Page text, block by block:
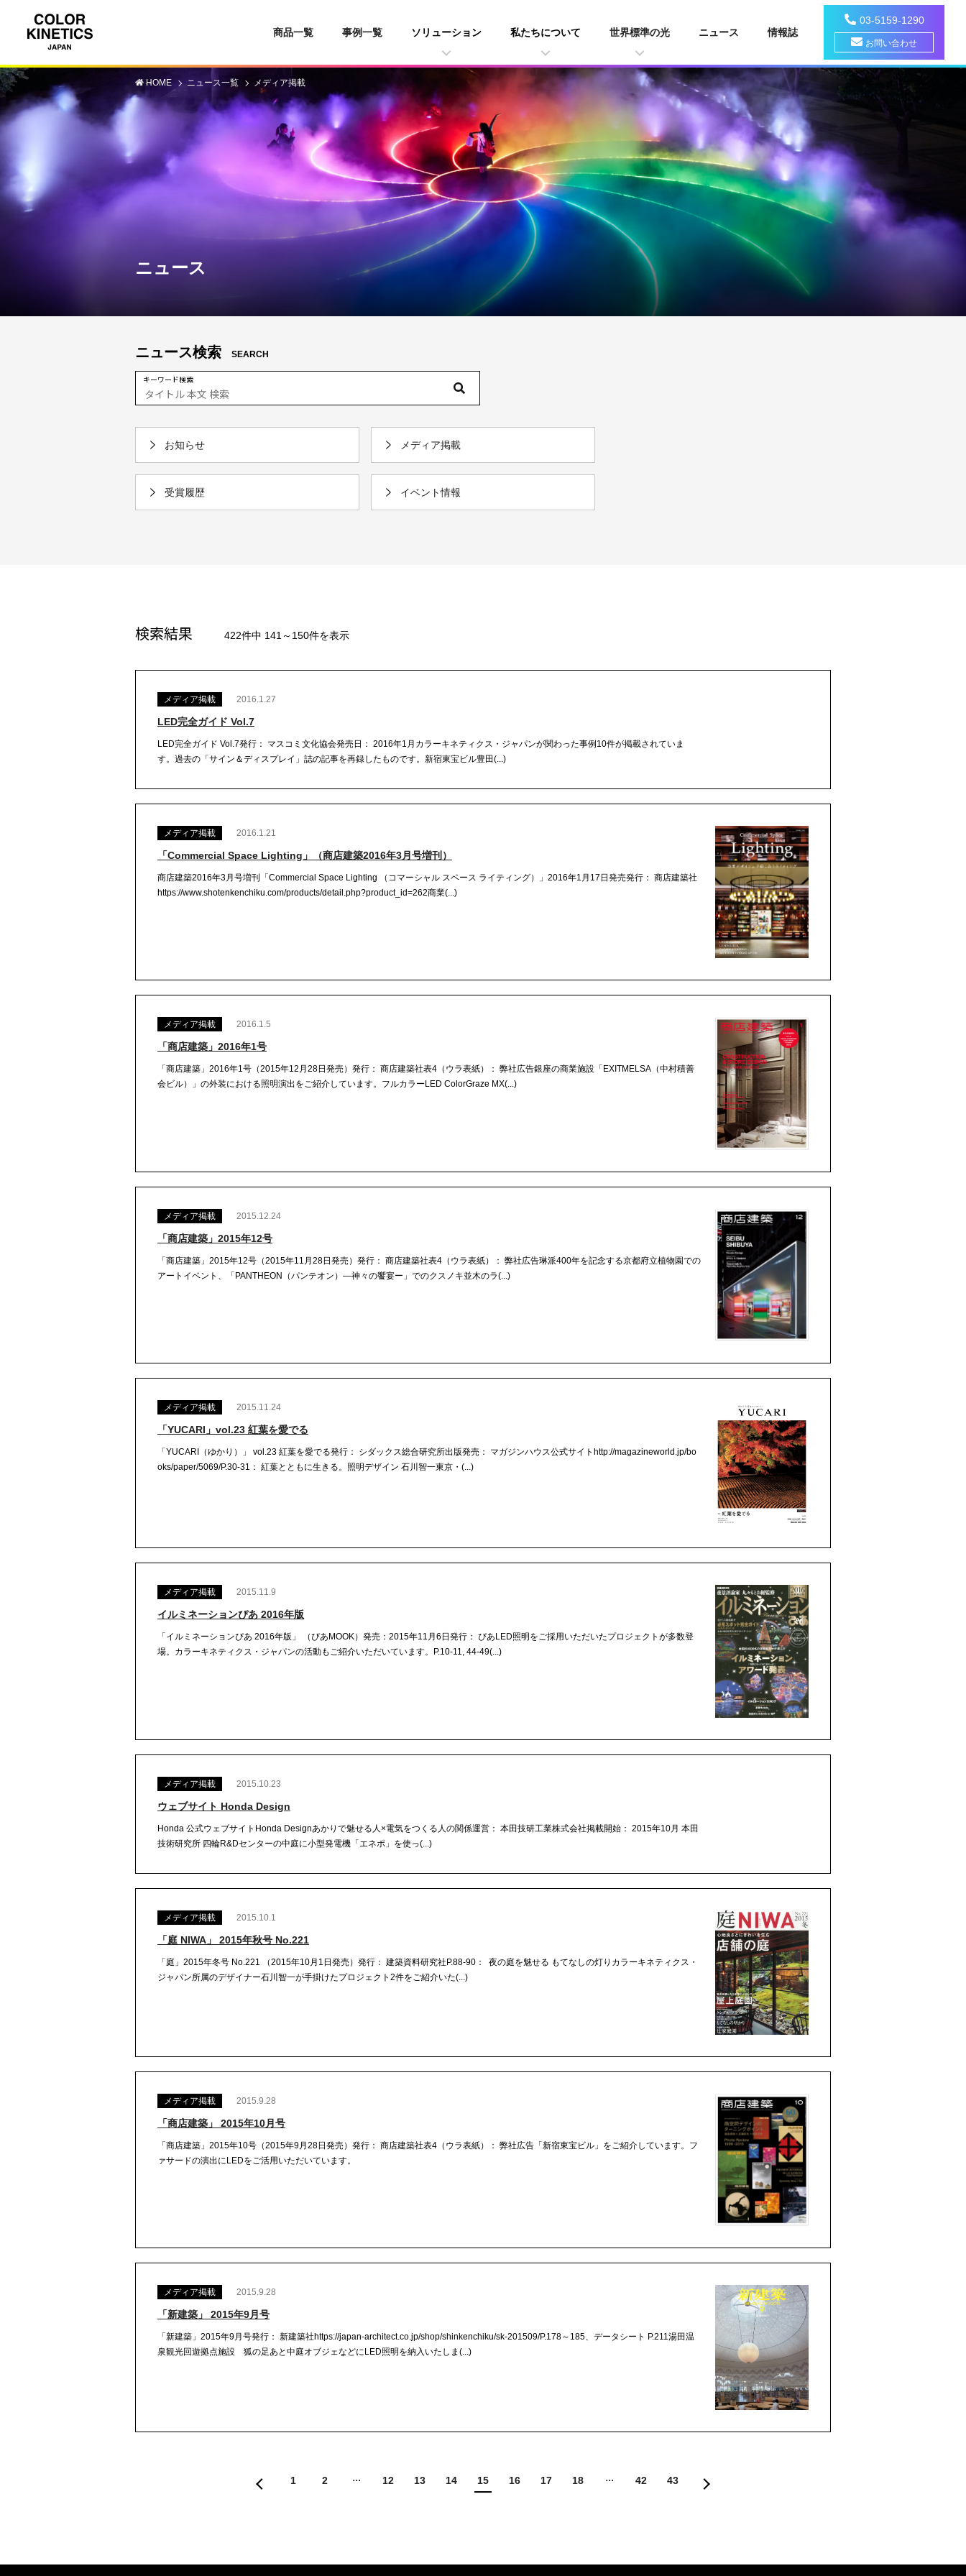
商品一覧 事例一覧 ソリューション 私たちについて 世界標準の光 ニュース 情報誌
03-5159-1290
お問い合わせ
HOME ニュース一覧 メディア掲載
ニュース
ニュース検索 SEARCH
キーワード検索
お知らせ メディア掲載
受賞履歴 イベント情報
検索結果 422件中 141～150件を表示
メディア掲載 2016.1.27
LED完全ガイド Vol.7
LED完全ガイド Vol.7発行： マスコミ文化協会発売日： 2016年1月カラーキネティクス・ジャパンが関わった事例10件が掲載されていま
す。過去の「サイン＆ディスプレイ」誌の記事を再録したものです。新宿東宝ビル豊田(...)
メディア掲載 2016.1.21
「Commercial Space Lighting」（商店建築2016年3月号増刊）
商店建築2016年3月号増刊「Commercial Space Lighting （コマーシャル スペース ライティング）」2016年1月17日発売発行： 商店建築社
https://www.shotenkenchiku.com/products/detail.php?product_id=262商業(...)
メディア掲載 2016.1.5
「商店建築」2016年1号
「商店建築」2016年1号（2015年12月28日発売）発行： 商店建築社表4（ウラ表紙）： 弊社広告銀座の商業施設「EXITMELSA（中村積善
会ビル）」の外装における照明演出をご紹介しています。フルカラーLED ColorGraze MX(...)
メディア掲載 2015.12.24
「商店建築」2015年12号
「商店建築」2015年12号（2015年11月28日発売）発行： 商店建築社表4（ウラ表紙）： 弊社広告琳派400年を記念する京都府立植物園での
アートイベント、「PANTHEON（パンテオン）―神々の饗宴ー」でのクスノキ並木のラ(...)
メディア掲載 2015.11.24
「YUCARI」vol.23 紅葉を愛でる
「YUCARI（ゆかり）」 vol.23 紅葉を愛でる発行： シダックス総合研究所出版発売： マガジンハウス公式サイトhttp://magazineworld.jp/bo
oks/paper/5069/P.30-31： 紅葉とともに生きる。照明デザイン 石川智一東京・(...)
メディア掲載 2015.11.9
イルミネーションぴあ 2016年版
「イルミネーションぴあ 2016年版」 （ぴあMOOK）発売：2015年11月6日発行： ぴあLED照明をご採用いただいたプロジェクトが多数登
場。カラーキネティクス・ジャパンの活動もご紹介いただいています。P.10-11, 44-49(...)
メディア掲載 2015.10.23
ウェブサイト Honda Design
Honda 公式ウェブサイトHonda Designあかりで魅せる人×電気をつくる人の関係運営： 本田技研工業株式会社掲載開始： 2015年10月 本田
技術研究所 四輪R&Dセンターの中庭に小型発電機「エネポ」を使っ(...)
メディア掲載 2015.10.1
「庭 NIWA」 2015年秋号 No.221
「庭」2015年冬号 No.221 （2015年10月1日発売）発行： 建築資料研究社P.88-90： 夜の庭を魅せる もてなしの灯りカラーキネティクス・
ジャパン所属のデザイナー石川智一が手掛けたプロジェクト2件をご紹介いた(...)
メディア掲載 2015.9.28
「商店建築」 2015年10月号
「商店建築」2015年10号（2015年9月28日発売）発行： 商店建築社表4（ウラ表紙）： 弊社広告「新宿東宝ビル」をご紹介しています。フ
ァサードの演出にLEDをご活用いただいています。
メディア掲載 2015.9.28
「新建築」 2015年9月号
「新建築」2015年9月号発行： 新建築社https://japan-architect.co.jp/shop/shinkenchiku/sk-201509/P.178～185、データシート P.211湯田温
泉観光回遊拠点施設 狐の足あと中庭オブジェなどにLED照明を納入いたしま(...)
1 2 12 13 14 15 16 17 18 42 43